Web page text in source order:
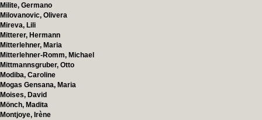
Milite, Germano
Milovanovic, Olivera
Mireva, Lili
Mitterer, Hermann
Mitterlehner, Maria
Mitterlehner-Romm, Michael
Mittmannsgruber, Otto
Modiba, Caroline
Mogas Gensana, Maria
Moises, David
Mönch, Madita
Montjoye, Irène